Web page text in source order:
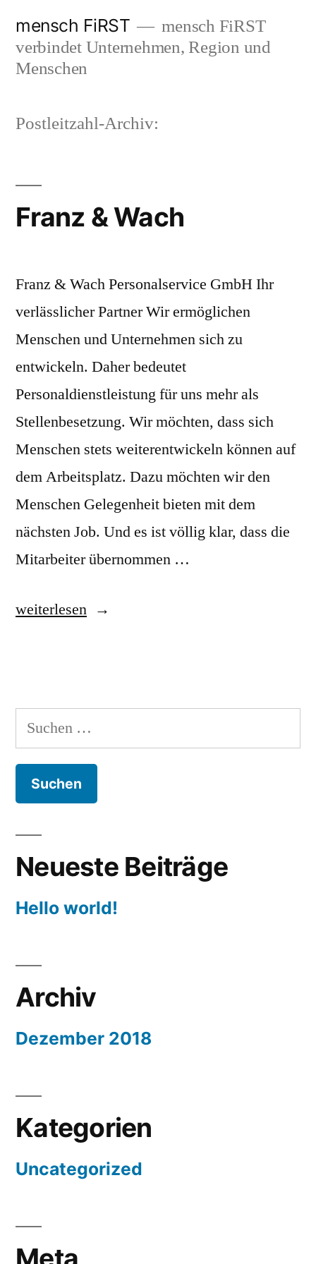
Inhalt
springen
mensch FiRST
mensch FiRST
verbindet Unternehmen, Region und
Menschen
Postleitzahl-Archiv:
Franz & Wach
Franz & Wach Personalservice GmbH Ihr
verlässlicher Partner Wir ermöglichen
Menschen und Unternehmen sich zu
entwickeln. Daher bedeutet
Personaldienstleistung für uns mehr als
Stellenbesetzung. Wir möchten, dass sich
Menschen stets weiterentwickeln können auf
dem Arbeitsplatz. Dazu möchten wir den
Menschen Gelegenheit bieten mit dem
nächsten Job. Und es ist völlig klar, dass die
Mitarbeiter übernommen …
„Franz
weiterlesen
Suchen
nach:
Neueste Beiträge
Hello world!
Archiv
Dezember 2018
Kategorien
Uncategorized